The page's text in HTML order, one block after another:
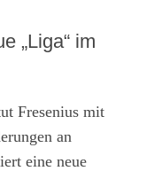
„Liga“ im
Fresenius mit
an
eine neue